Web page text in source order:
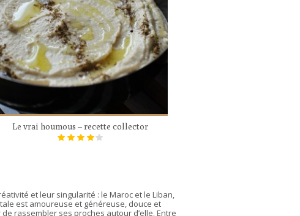
Le vrai houmous – recette collector
et leur singularité : le Maroc et le Liban,
est amoureuse et généreuse, douce et
rassembler ses proches autour d’elle. Entre